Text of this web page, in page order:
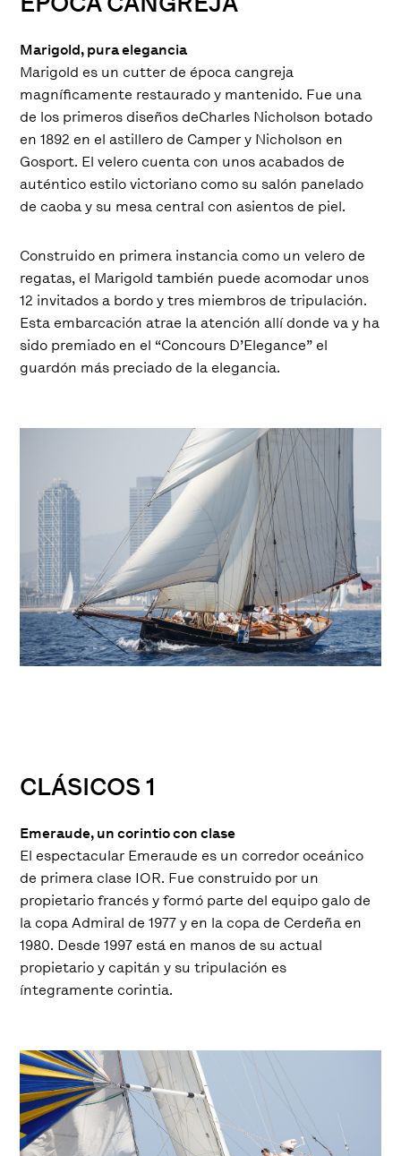
Marigold, pura elegancia
Marigold es un cutter de época cangreja
magníficamente restaurado y mantenido. Fue una
de los primeros diseños deCharles Nicholson botado
en 1892 en el astillero de Camper y Nicholson en
Gosport. El velero cuenta con unos acabados de
auténtico estilo victoriano como su salón panelado
de caoba y su mesa central con asientos de piel.
Construido en primera instancia como un velero de
regatas, el Marigold también puede acomodar unos
12 invitados a bordo y tres miembros de tripulación.
Esta embarcación atrae la atención allí donde va y ha
sido premiado en el “Concours D’Elegance” el
guardón más preciado de la elegancia.
CLÁSICOS 1
Emeraude, un corintio con clase
El espectacular Emeraude es un corredor oceánico
de primera clase IOR. Fue construido por un
propietario francés y formó parte del equipo galo de
la copa Admiral de 1977 y en la copa de Cerdeña en
1980. Desde 1997 está en manos de su actual
propietario y capitán y su tripulación es
íntegramente corintia.